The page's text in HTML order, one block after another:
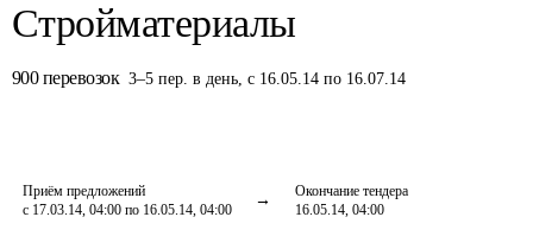
Стройматериалы
900 перевозок 3–5 пер. в день,с 16.05.14 по 16.07.14
Приём предложений
с 17.03.14, 04:00 по 16.05.14, 04:00
Окончание тендера
16.05.14, 04:00